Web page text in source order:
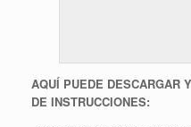
AQUÍ PUEDE DESCARGAR
DE INSTRUCCIONES: